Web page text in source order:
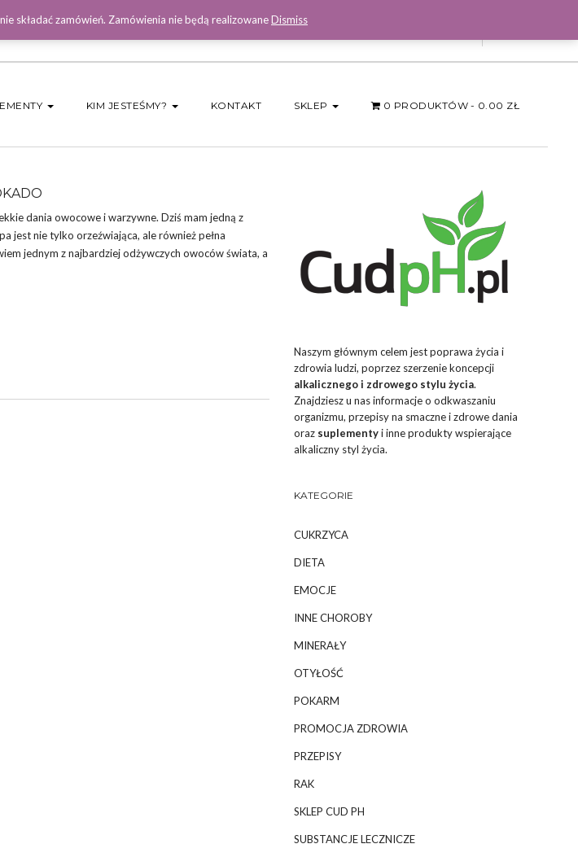
KIM JESTEŚMY? KONTAKT SKLEP 0 PRODUKTÓW 0.00 ZŁ
dania owocowe i warzywne. Dziś mam jedną z
jest nie tylko orzeźwiająca, ale również pełna
jednym z najbardziej odżywczych owoców świata, a
Naszym głównym celem jest poprawa życia i
zdrowia ludzi, poprzez szerzenie koncepcji
alkalicznego i zdrowego stylu życia.
Znajdziesz u nas informacje o odkwaszaniu
organizmu, przepisy na smaczne i zdrowe dania
oraz suplementyi inne produkty wspierające
alkaliczny styl życia.
KATEGORIE
CUKRZYCA
DIETA
EMOCJE
INNE CHOROBY
MINERAŁY
OTYŁOŚĆ
POKARM
PROMOCJA ZDROWIA
PRZEPISY
RAK
SKLEP CUD PH
SUBSTANCJE LECZNICZE
składać zamówień. Zamówienia nie będą realizowaneDismiss